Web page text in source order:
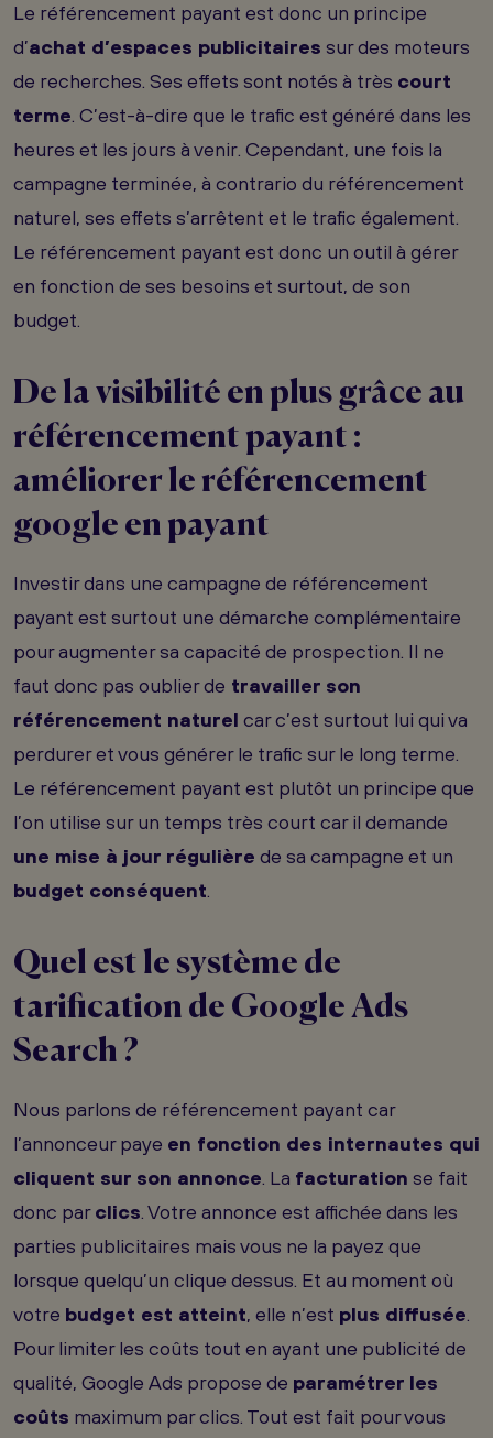
Le référencement payant est donc un principe
d’achat d’espaces publicitaires sur des moteurs
de recherches. Ses effets sont notés à très court
terme. C’est-à-dire que le trafic est généré dans les
heures et les jours à venir. Cependant, une fois la
campagne terminée, à contrario du référencement
naturel, ses effets s’arrêtent et le trafic également.
Le référencement payant est donc un outil à gérer
en fonction de ses besoins et surtout, de son
budget.
De la visibilité en plus grâce au
référencement payant :
améliorer le référencement
google en payant
Investir dans une campagne de référencement
payant est surtout une démarche complémentaire
pour augmenter sa capacité de prospection. Il ne
faut donc pas oublier de travailler son
référencement naturel car c’est surtout lui qui va
perdurer et vous générer le trafic sur le long terme.
Le référencement payant est plutôt un principe que
l’on utilise sur un temps très court car il demande
une mise à jour régulière de sa campagne et un
budget conséquent.
Quel est le système de
tarification de Google Ads
Search ?
Nous parlons de référencement payant car
l’annonceur paye en fonction des internautes qui
cliquent sur son annonce. La facturation se fait
donc parclics. Votre annonce est affichée dans les
parties publicitaires mais vous ne la payez que
lorsque quelqu’un clique dessus. Et au moment où
votre budget est atteint, elle n’est plus diffusée.
Pour limiter les coûts tout en ayant une publicité de
qualité, Google Ads propose de paramétrer les
coûts maximum par clics. Tout est fait pour vous